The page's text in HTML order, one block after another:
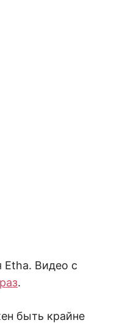
Etha. Видео с
.
быть крайне